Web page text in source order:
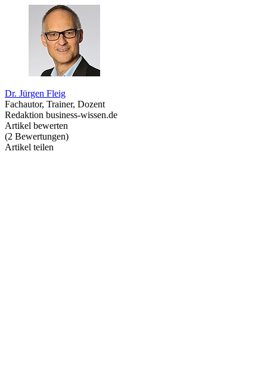
Dr. Jürgen Fleig
Fachautor, Trainer, Dozent
Redaktion business-wissen.de
Artikel bewerten
(2 Bewertungen)
Artikel teilen